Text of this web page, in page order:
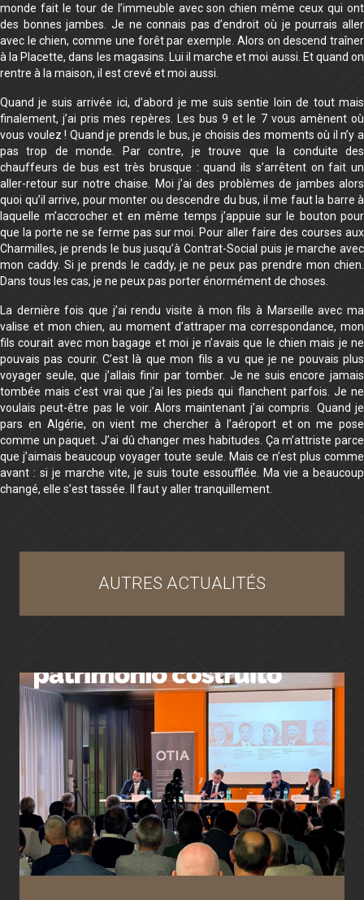
monde fait le tour de l’immeuble avec son chien même ceux qui ont
des bonnes jambes. Je ne connais pas d’endroit où je pourrais aller
avec le chien, comme une forêt par exemple. Alors on descend traîner
à la Placette, dans les magasins. Lui il marche et moi aussi. Et quand on
rentre à la maison, il est crevé et moi aussi.
Quand je suis arrivée ici, d’abord je me suis sentie loin de tout mais
finalement, j’ai pris mes repères. Les bus 9 et le 7 vous amènent où
vous voulez ! Quand je prends le bus, je choisis des moments où il n’y a
pas trop de monde. Par contre, je trouve que la conduite des
chauffeurs de bus est très brusque : quand ils s’arrêtent on fait un
aller-retour sur notre chaise. Moi j’ai des problèmes de jambes alors
quoi qu’il arrive, pour monter ou descendre du bus, il me faut la barre à
laquelle m’accrocher et en même temps j’appuie sur le bouton pour
que la porte ne se ferme pas sur moi. Pour aller faire des courses aux
Charmilles, je prends le bus jusqu’à Contrat-Social puis je marche avec
mon caddy. Si je prends le caddy, je ne peux pas prendre mon chien.
Dans tous les cas, je ne peux pas porter énormément de choses.
La dernière fois que j’ai rendu visite à mon fils à Marseille avec ma
valise et mon chien, au moment d’attraper ma correspondance, mon
fils courait avec mon bagage et moi je n’avais que le chien mais je ne
pouvais pas courir. C’est là que mon fils a vu que je ne pouvais plus
voyager seule, que j’allais finir par tomber. Je ne suis encore jamais
tombée mais c’est vrai que j’ai les pieds qui flanchent parfois. Je ne
voulais peut-être pas le voir. Alors maintenant j’ai compris. Quand je
pars en Algérie, on vient me chercher à l’aéroport et on me pose
comme un paquet. J’ai dû changer mes habitudes. Ça m’attriste parce
que j’aimais beaucoup voyager toute seule. Mais ce n’est plus comme
avant : si je marche vite, je suis toute essoufflée. Ma vie a beaucoup
changé, elle s’est tassée. Il faut y aller tranquillement.
AUTRES ACTUALITÉS